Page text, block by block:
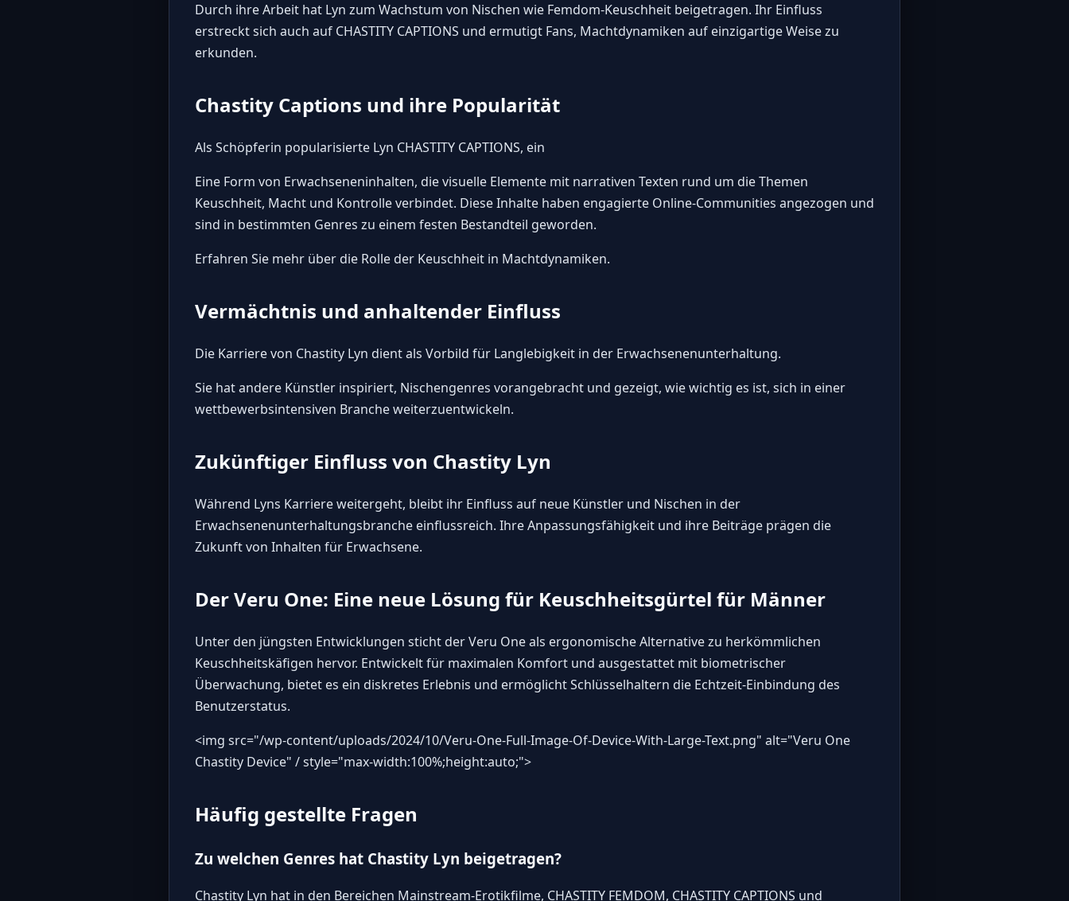
Durch ihre Arbeit hat Lyn zum Wachstum von Nischen wie Femdom-Keuschheit beigetragen. Ihr Einfluss
erstreckt sich auch auf CHASTITY CAPTIONS und ermutigt Fans, Machtdynamiken auf einzigartige Weise zu
erkunden.
Chastity Captions und ihre Popularität
Als Schöpferin popularisierte Lyn CHASTITY CAPTIONS, ein
Eine Form von Erwachseneninhalten, die visuelle Elemente mit narrativen Texten rund um die Themen
Keuschheit, Macht und Kontrolle verbindet. Diese Inhalte haben engagierte Online-Communities angezogen und
sind in bestimmten Genres zu einem festen Bestandteil geworden.
Erfahren Sie mehr über die Rolle der Keuschheit in Machtdynamiken.
Vermächtnis und anhaltender Einfluss
Die Karriere von Chastity Lyn dient als Vorbild für Langlebigkeit in der Erwachsenenunterhaltung.
Sie hat andere Künstler inspiriert, Nischengenres vorangebracht und gezeigt, wie wichtig es ist, sich in einer
wettbewerbsintensiven Branche weiterzuentwickeln.
Zukünftiger Einfluss von Chastity Lyn
Während Lyns Karriere weitergeht, bleibt ihr Einfluss auf neue Künstler und Nischen in der
Erwachsenenunterhaltungsbranche einflussreich. Ihre Anpassungsfähigkeit und ihre Beiträge prägen die
Zukunft von Inhalten für Erwachsene.
Der Veru One: Eine neue Lösung für Keuschheitsgürtel für Männer
Unter den jüngsten Entwicklungen sticht der Veru One als ergonomische Alternative zu herkömmlichen
Keuschheitskäfigen hervor. Entwickelt für maximalen Komfort und ausgestattet mit biometrischer
Überwachung, bietet es ein diskretes Erlebnis und ermöglicht Schlüsselhaltern die Echtzeit-Einbindung des
Benutzerstatus.
<img src="/wp-content/uploads/2024/10/Veru-One-Full-Image-Of-Device-With-Large-Text.png" alt="Veru One
Chastity Device" / style="max-width:100%;height:auto;">
Häufig gestellte Fragen
Zu welchen Genres hat Chastity Lyn beigetragen?
Chastity Lyn hat in den Bereichen Mainstream-Erotikfilme, CHASTITY FEMDOM, CHASTITY CAPTIONS und